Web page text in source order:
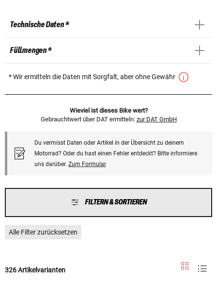
Technische Daten *
Füllmengen *
* Wir ermitteln die Daten mit Sorgfalt, aber ohne Gewähr
Wieviel ist dieses Bike wert?
Gebrauchtwert über DAT ermitteln: zur DAT GmbH
Du vermisst Daten oder Artikel in der Übersicht zu deinem
Motorrad? Oder du hast einen Fehler entdeckt? Bitte informiere
uns darüber. Zum Formular
FILTERN & SORTIEREN
Alle Filter zurücksetzen
326 Artikelvarianten